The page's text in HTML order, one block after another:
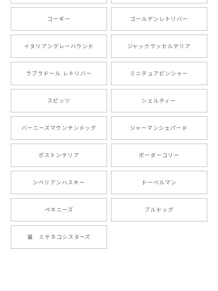
2024/10/28
注文受領連絡が無かったのでハラハラしましたが… 可
愛い商品が届きました！大満足です♪
【 自然に囲まれた ポメラニアン 】マグカップ 犬 ペット うちの子 犬グッズ ギフト プレゼント 母の日
りまして、元気な時の顔がそっくりだったので、注文し
ました。ありがとうございました。
2024/05/22
2024/05/04
コーギー ゴールデンレトリバー
イタリアングレーハウンド ジャックラッセルテリア
ラブラドール レトリバー ミニチュアピンシャー
スピッツ シェルティー
バーニーズマウンテンドッグ ジャーマンシェパード
ボストンテリア ボーダーコリー
シベリアンハスキー ドーベルマン
ペキニーズ ブルドッグ
猫 ミケネコシスターズ